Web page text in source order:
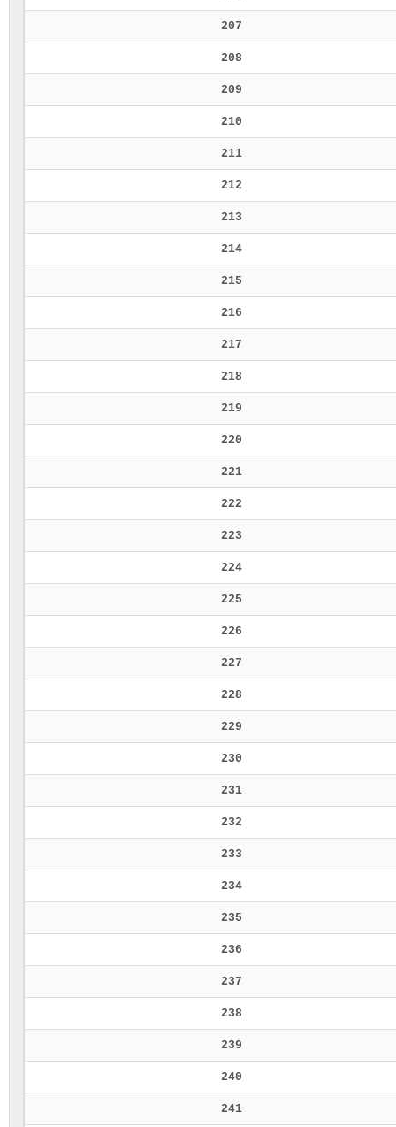
207
208
209
210
211
212
213
214
215
216
217
218
219
220
221
222
223
224
225
226
227
228
229
230
231
232
233
234
235
236
237
238
239
240
241